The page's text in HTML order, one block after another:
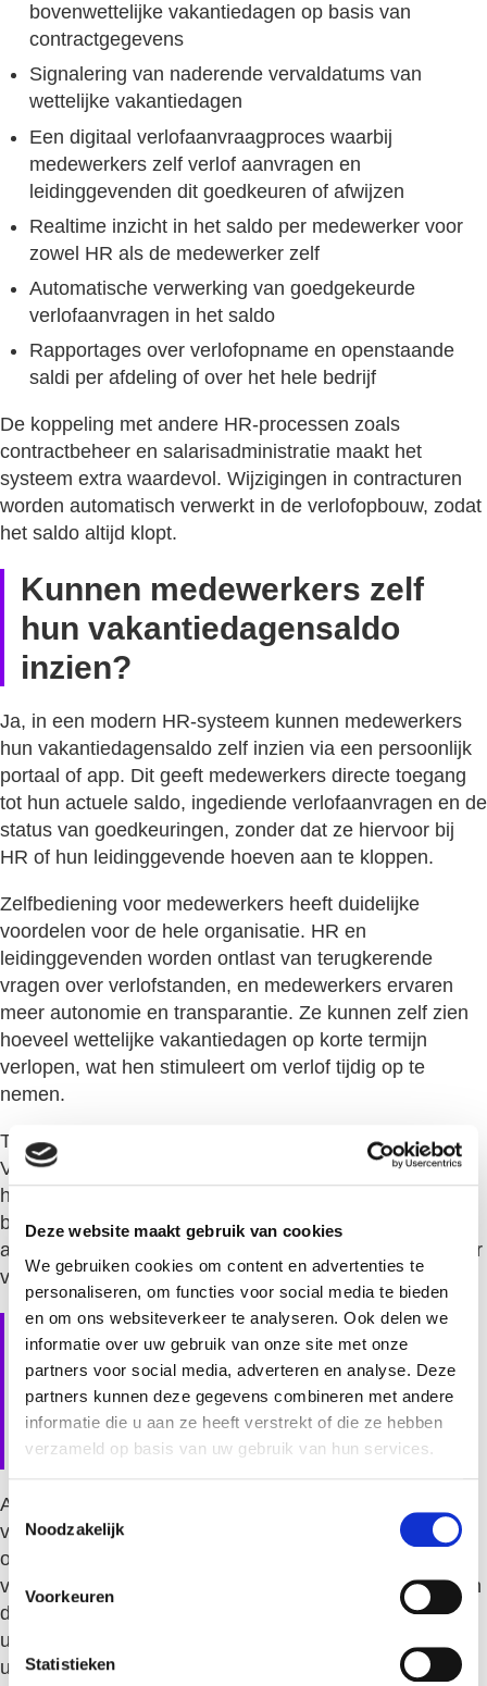
Deze website maakt gebruik van cookies
We gebruiken cookies om content en advertenties te
personaliseren, om functies voor social media te bieden
en om ons websiteverkeer te analyseren. Ook delen we
informatie over uw gebruik van onze site met onze
partners voor social media, adverteren en analyse. Deze
partners kunnen deze gegevens combineren met andere
informatie die u aan ze heeft verstrekt of die ze hebben
verzameld op basis van uw gebruik van hun services.
T
o
e
s
t
e
m
Noodzakelijk
Voorkeuren
Statistieken
bovenwettelijke vakantiedagen op basis van
contractgegevens
Signalering van naderende vervaldatums van
wettelijke vakantiedagen
Een digitaal verlofaanvraagproces waarbij
medewerkers zelf verlof aanvragen en
leidinggevenden dit goedkeuren of afwijzen
Realtime inzicht in het saldo per medewerker voor
zowel HR als de medewerker zelf
Automatische verwerking van goedgekeurde
verlofaanvragen in het saldo
Rapportages over verlofopname en openstaande
saldi per afdeling of over het hele bedrijf
De koppeling met andere HR-processen zoals
contractbeheer en salarisadministratie maakt het
systeem extra waardevol. Wijzigingen in contracturen
worden automatisch verwerkt in de verlofopbouw, zodat
het saldo altijd klopt.
Kunnen medewerkers zelf
hun vakantiedagensaldo
inzien?
Ja, in een modern HR-systeem kunnen medewerkers
hun vakantiedagensaldo zelf inzien via een persoonlijk
portaal of app. Dit geeft medewerkers directe toegang
tot hun actuele saldo, ingediende verlofaanvragen en de
status van goedkeuringen, zonder dat ze hiervoor bij
HR of hun leidinggevende hoeven aan te kloppen.
Zelfbediening voor medewerkers heeft duidelijke
voordelen voor de hele organisatie. HR en
leidinggevenden worden ontlast van terugkerende
vragen over verlofstanden, en medewerkers ervaren
meer autonomie en transparantie. Ze kunnen zelf zien
hoeveel wettelijke vakantiedagen op korte termijn
verlopen, wat hen stimuleert om verlof tijdig op te
nemen.
Tegelijkertijd behoudt de werkgever de controle.
Verlofaanvragen lopen via een goedkeuringsproces, en
het systeem zorgt ervoor dat het saldo pas wordt
bijgewerkt nadat de aanvraag is goedgekeurd. Zo is er
altijd een actueel en betrouwbaar overzicht beschikbaar
voor alle betrokkenen.
Wat moet je doen als een
medewerker uit dienst gaat
met resterende
vakantiedagen?
Als een medewerker uit dienst gaat met resterende
vakantiedagen, ben je als werkgever verplicht de
openstaande vakantiedagen uit te betalen. Dit geldt
voor zowel wettelijke als bovenwettelijke vakantiedagen
die nog niet zijn opgenomen op de laatste werkdag. De
uitbetaling vindt plaats op basis van het actuele bruto
uurloon van de medewerker.